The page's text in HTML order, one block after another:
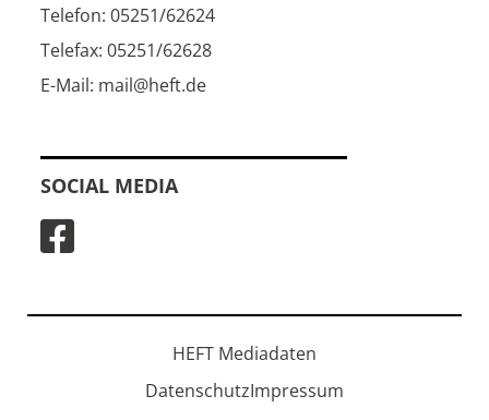
Telefon: 05251/62624
Telefax: 05251/62628
E-Mail: mail@heft.de
SOCIAL MEDIA
HEFT Mediadaten
DatenschutzImpressum